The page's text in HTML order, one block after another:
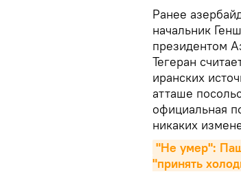
Ранее
начальник
президентом
Тегеран
иранских
атташе
официальная
никаких
"Не умер":
"принять